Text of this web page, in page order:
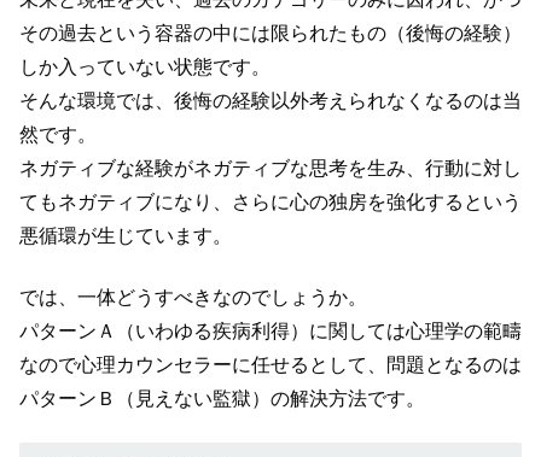
その過去という容器の中には限られたもの（後悔の経験）
しか入っていない状態です。
そんな環境では、後悔の経験以外考えられなくなるのは当
然です。
ネガティブな経験がネガティブな思考を生み、行動に対し
てもネガティブになり、さらに心の独房を強化するという
悪循環が生じています。
では、一体どうすべきなのでしょうか。
パターンＡ（いわゆる疾病利得）に関しては心理学の範疇
なので心理カウンセラーに任せるとして、問題となるのは
パターンＢ（見えない監獄）の解決方法です。